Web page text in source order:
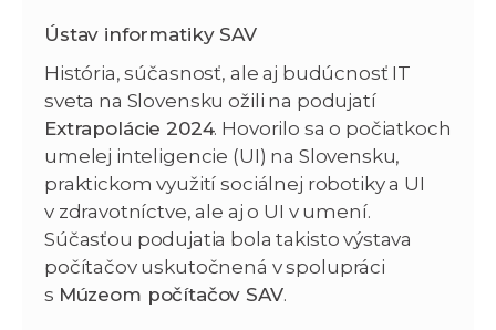
Ústav informatiky SAV
História, súčasnosť, ale aj budúcnosť IT
sveta na Slovensku ožili na podujatí
Extrapolácie 2024. Hovorilo sa o počiatkoch
umelej inteligencie (UI) na Slovensku,
praktickom využití sociálnej robotiky a UI
v zdravotníctve, ale aj o UI v umení.
Súčasťou podujatia bola takisto výstava
počítačov uskutočnená v spolupráci
s Múzeom počítačov SAV.